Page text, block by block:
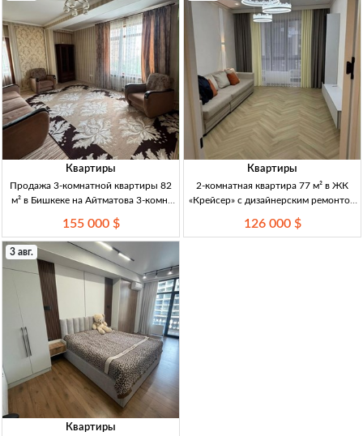
Квартиры
Продажа 3-комнатной квартиры 82
м² в Бишкеке на Айтматова 3-комн.
центр. отопл., газ, видеонабл., док-
ты в наличии
155 000 $
Квартиры
2-комнатная квартира 77 м² в ЖК
«Крейсер» с дизайнерским ремонтом
Асанбай, ЖК «Крейсер», 2/15 эт.,
126 000 $
3 авг.
Квартиры